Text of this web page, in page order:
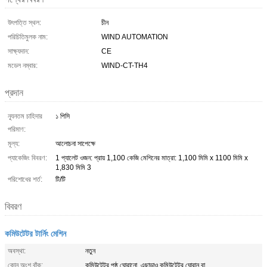
উৎপত্তি স্থল:
চীন
পরিচিতিমুলক নাম:
WIND AUTOMATION
সাক্ষ্যদান:
CE
মডেল নম্বার:
WIND-CT-TH4
প্রদান
ন্যূনতম চাহিদার
পরিমাণ:
১ পিসি
মূল্য:
আলোচনা সাপেক্ষে
প্যাকেজিং বিবরণ:
1 প্যালেট ওজন: প্রায় 1,100 কেজি মেশিনের মাত্রা: 1,100 মিমি x 1100 মিমি x
1,830 মিমি 3
পরিশোধের শর্ত:
টি/টি
বিবরণ
কমিউটেটর টার্নিং মেশিন
অবস্থা:
নতুন
কোন অংশ বাঁক:
কমিউটেটর পৃষ্ঠ ঘোরানো, এছাড়াও কমিউটেটর ঘোরান বা